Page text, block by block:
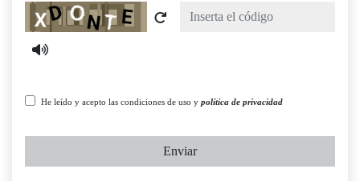
Captcha
He leído y acepto las condiciones de uso y política de privacidad
Enviar